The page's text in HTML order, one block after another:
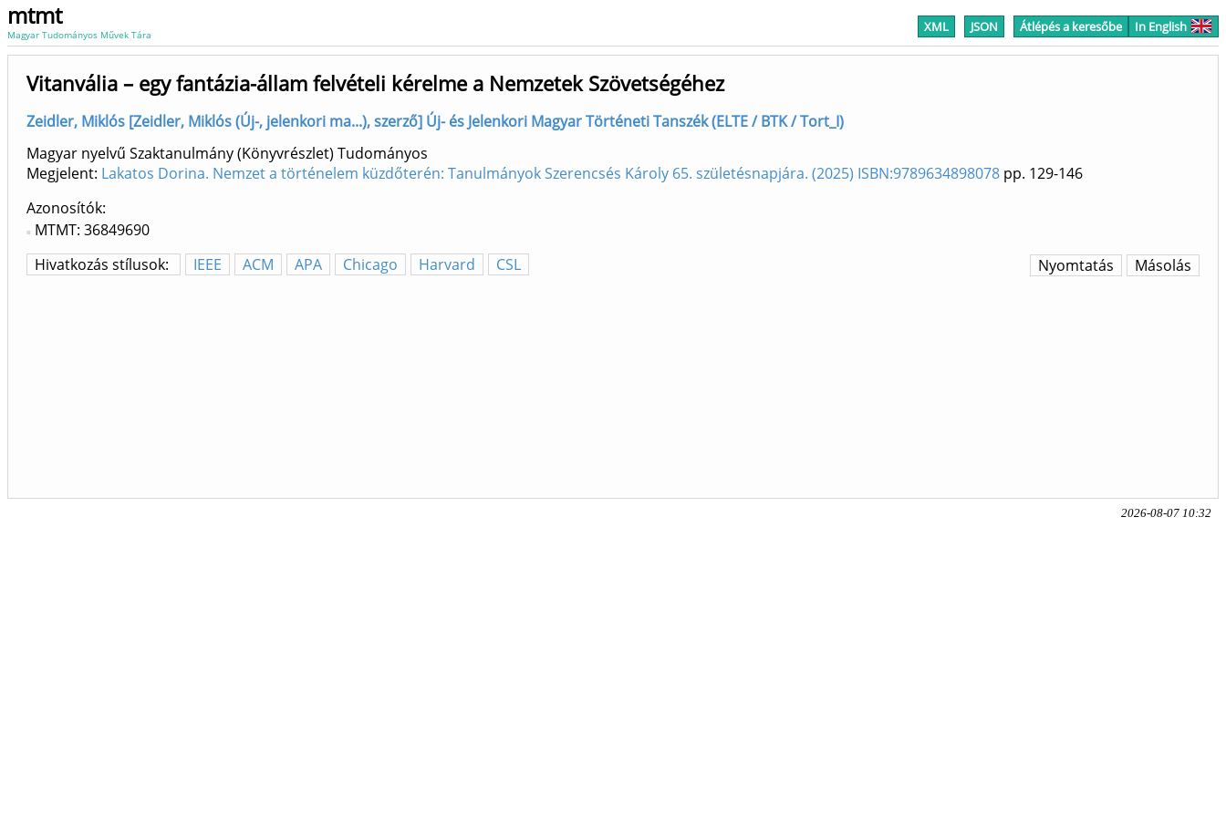
mtmt
Magyar Tudományos Művek Tára XML JSON Átlépés a keresőbe In English
Vitanvália – egy fantázia-állam felvételi kérelme a Nemzetek Szövetségéhez
Zeidler, Miklós [Zeidler, Miklós (Új-, jelenkori ma...), szerző] Új- és Jelenkori Magyar Történeti Tanszék (ELTE / BTK / Tort_I)
Magyar nyelvű Szaktanulmány (Könyvrészlet) Tudományos
Megjelent: Lakatos Dorina. Nemzet a történelem küzdőterén: Tanulmányok Szerencsés Károly 65. születésnapjára. (2025) ISBN:9789634898078 pp. 129-146
Azonosítók
MTMT: 36849690
Hivatkozás stílusok:
IEEE ACM APA Chicago Harvard CSL Másolás
Nyomtatás
2026-08-07 10:32